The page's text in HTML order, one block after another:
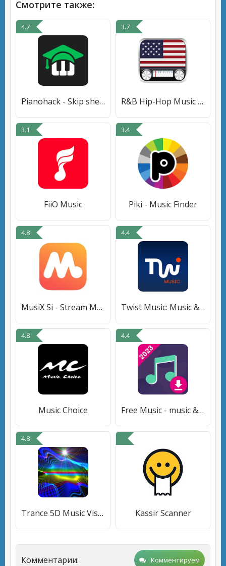
Смотрите также:
4.7
Pianohack - Skip sheet music
3.7
R&B Hip-Hop Music USA Online
3.1
FiiO Music
3.4
Piki - Music Finder
4.8
MusiX Si - Stream Music
4.4
Twist Music: Music & Radio
4.8
Music Choice
4.4
Free Music - music & songs,mp3
4.8
Trance 5D Music Visualizer Kassir Scanner
Комментарии: Комментируем